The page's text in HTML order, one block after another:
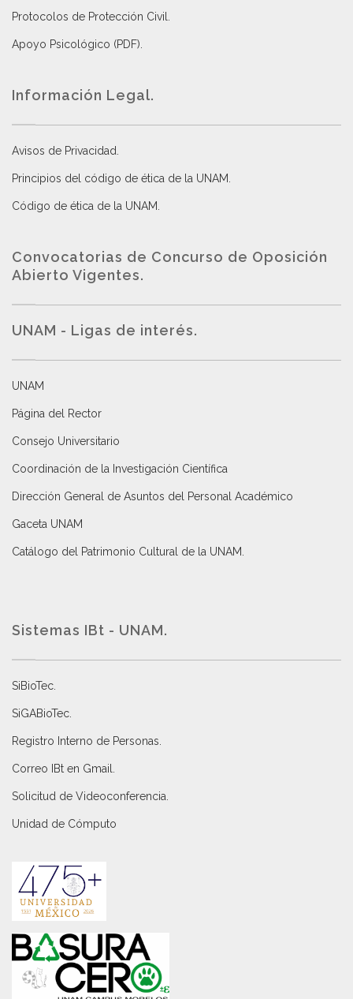
Protocolos de Protección Civil
Apoyo Psicológico (PDF)
Información Legal.
Avisos de Privacidad
Principios del código de ética de la UNAM
Código de ética de la UNAM
Convocatorias de Concurso de Oposición
Abierto Vigentes.
UNAM - Ligas de interés.
UNAM
Página del Rector
Consejo Universitario
Coordinación de la Investigación Científica
Dirección General de Asuntos del Personal Académico
Gaceta UNAM
Catálogo del Patrimonio Cultural de la UNAM.
Sistemas IBt - UNAM.
SiBioTec
SiGABioTec.
Registro Interno de Personas
Correo IBt en Gmail
Solicitud de Videoconferencia.
Unidad de Cómputo